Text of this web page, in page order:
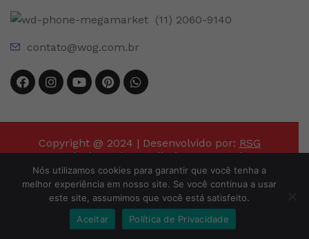
(11) 2060-9140
contato@wog.com.br
Copyright @ 2024 | Desenvolvido por: RSG
Tecnologia. Todos os direitos reservados.
Nós utilizamos cookies para garantir que você tenha a
melhor experiência em nosso site. Se você continua a usar
este site, assumimos que você está satisfeito.
Aceitar
Política de Privacidade